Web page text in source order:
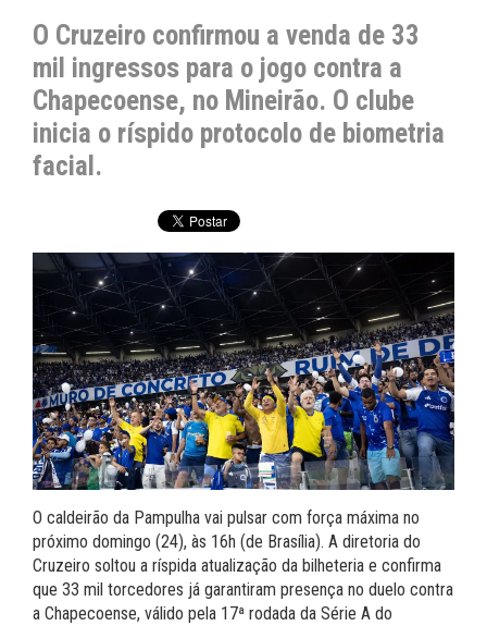
O Cruzeiro confirmou a venda de 33
mil ingressos para o jogo contra a
Chapecoense, no Mineirão. O clube
inicia o ríspido protocolo de biometria
facial.
O caldeirão da Pampulha vai pulsar com força máxima no
próximo domingo (24), às 16h (de Brasília). A diretoria do
Cruzeiro soltou a ríspida atualização da bilheteria e confirma
que 33 mil torcedores já garantiram presença no duelo contra
a Chapecoense, válido pela 17ª rodada da Série A do